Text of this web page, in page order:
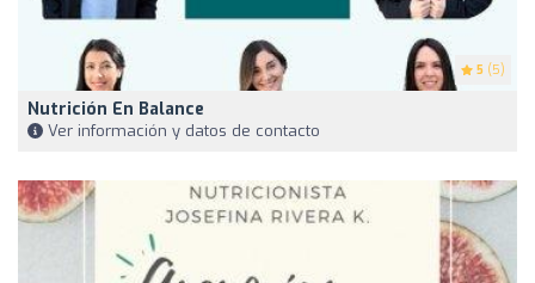
5 (5)
Nutrición En Balance
Ver información y datos de contacto